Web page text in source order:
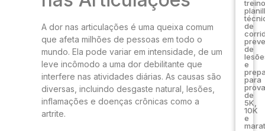
A dor nas articulações é uma queixa comum
que afeta milhões de pessoas em todo o
mundo. Ela pode variar em intensidade, de um
leve incômodo a uma dor debilitante que
interfere nas atividades diárias. As causas são
diversas, incluindo desgaste natural, lesões,
inflamações e doenças crônicas como a
artrite.
de
de
e
para
de
5K,
10K
e